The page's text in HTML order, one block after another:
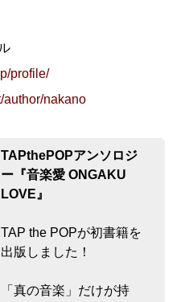
profile/
author/nakano
TAPthePOPアンソロジ
ー『音楽愛 ONGAKU
LOVE』
TAP the POPが初書籍を
出版しました！
「真の音楽」だけが持